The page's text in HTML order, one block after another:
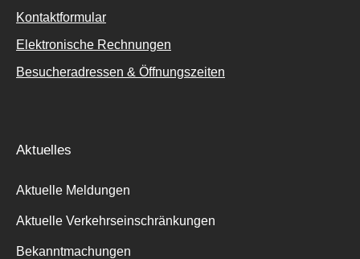
Kontaktformular
Elektronische Rechnungen
Besucheradressen & Öffnungszeiten
Aktuelles
Aktuelle Meldungen
Aktuelle Verkehrseinschränkungen
Bekanntmachungen